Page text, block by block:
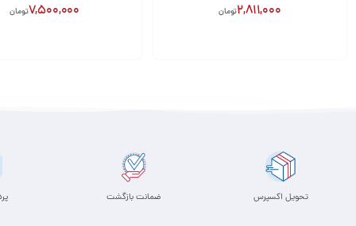
2,811,000تومان 7,500,000تومان
تحویل اکسپرس ضمانت بازگشت